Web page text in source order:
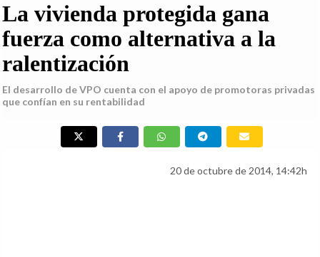
La vivienda protegida gana
fuerza como alternativa a la
ralentización
El desarrollo de VPO cuenta con el apoyo de promotoras privadas
que confían en su rentabilidad
20 de octubre de 2014, 14:42h